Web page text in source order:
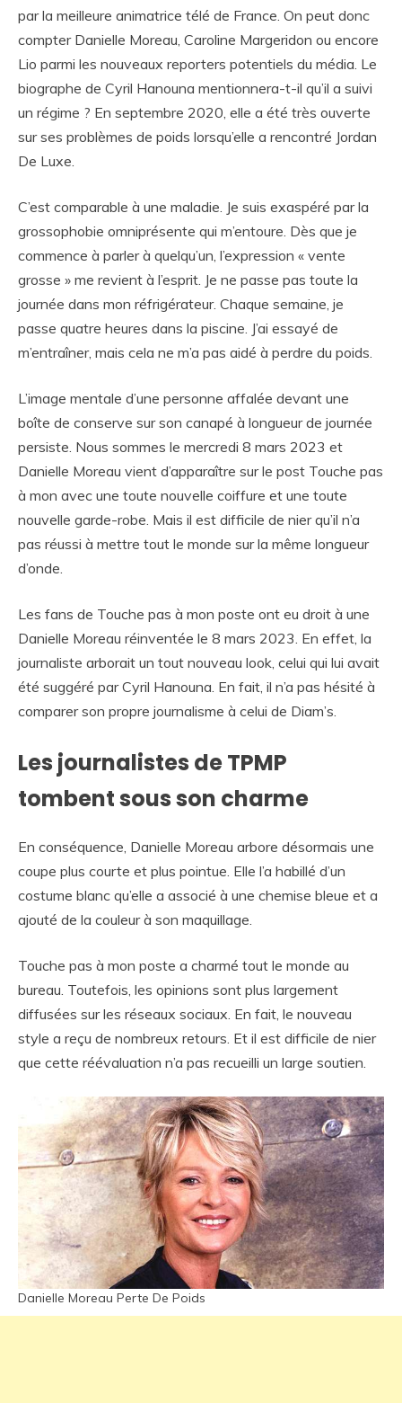
par la meilleure animatrice télé de France. On peut donc
compter Danielle Moreau, Caroline Margeridon ou encore
Lio parmi les nouveaux reporters potentiels du média. Le
biographe de Cyril Hanouna mentionnera-t-il qu’il a suivi
un régime ? En septembre 2020, elle a été très ouverte
sur ses problèmes de poids lorsqu’elle a rencontré Jordan
De Luxe.
C’est comparable à une maladie. Je suis exaspéré par la
grossophobie omniprésente qui m’entoure. Dès que je
commence à parler à quelqu’un, l’expression « vente
grosse » me revient à l’esprit. Je ne passe pas toute la
journée dans mon réfrigérateur. Chaque semaine, je
passe quatre heures dans la piscine. J’ai essayé de
m’entraîner, mais cela ne m’a pas aidé à perdre du poids.
L’image mentale d’une personne affalée devant une
boîte de conserve sur son canapé à longueur de journée
persiste. Nous sommes le mercredi 8 mars 2023 et
Danielle Moreau vient d’apparaître sur le post Touche pas
à mon avec une toute nouvelle coiffure et une toute
nouvelle garde-robe. Mais il est difficile de nier qu’il n’a
pas réussi à mettre tout le monde sur la même longueur
d’onde.
Les fans de Touche pas à mon poste ont eu droit à une
Danielle Moreau réinventée le 8 mars 2023. En effet, la
journaliste arborait un tout nouveau look, celui qui lui avait
été suggéré par Cyril Hanouna. En fait, il n’a pas hésité à
comparer son propre journalisme à celui de Diam’s.
Les journalistes de TPMP
tombent sous son charme
En conséquence, Danielle Moreau arbore désormais une
coupe plus courte et plus pointue. Elle l’a habillé d’un
costume blanc qu’elle a associé à une chemise bleue et a
ajouté de la couleur à son maquillage.
Touche pas à mon poste a charmé tout le monde au
bureau. Toutefois, les opinions sont plus largement
diffusées sur les réseaux sociaux. En fait, le nouveau
style a reçu de nombreux retours. Et il est difficile de nier
que cette réévaluation n’a pas recueilli un large soutien.
Danielle Moreau Perte De Poids